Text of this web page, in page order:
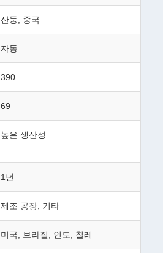
산둥, 중국
자동
390
69
높은 생산성
1년
제조 공장, 기타
미국, 브라질, 인도, 칠레